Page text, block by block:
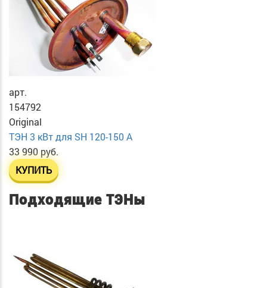
арт.
154792
Original
ТЭН 3 кВт для SH 120-150 A
33 990 руб.
КУПИТЬ
Подходящие ТЭНы